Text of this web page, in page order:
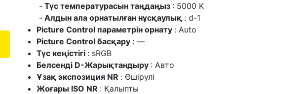
Түс температурасын таңдаңыз : 5000 K
Алдын ала орнатылған нұсқаулық : d-1
Picture Control параметрін орнату : Auto
Picture Control басқару : —
Түс кеңістігі : sRGB
Белсенді D-Жарықтандыру : Авто
Ұзақ экспозиция NR : Өшірулі
Жоғары ISO NR : Қалыпты